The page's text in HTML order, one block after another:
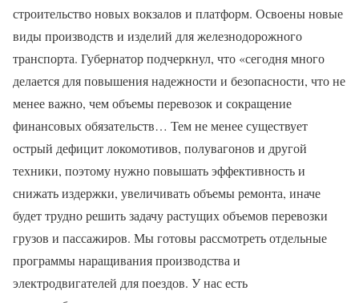
строительство новых вокзалов и платформ. Освоены новые
виды производств и изделий для железнодорожного
транспорта. Губернатор подчеркнул, что «сегодня много
делается для повышения надежности и безопасности, что не
менее важно, чем объемы перевозок и сокращение
финансовых обязательств… Тем не менее существует
острый дефицит локомотивов, полувагонов и другой
техники, поэтому нужно повышать эффективность и
снижать издержки, увеличивать объемы ремонта, иначе
будет трудно решить задачу растущих объемов перевозки
грузов и пассажиров. Мы готовы рассмотреть отдельные
программы наращивания производства и
электродвигателей для поездов. У нас есть